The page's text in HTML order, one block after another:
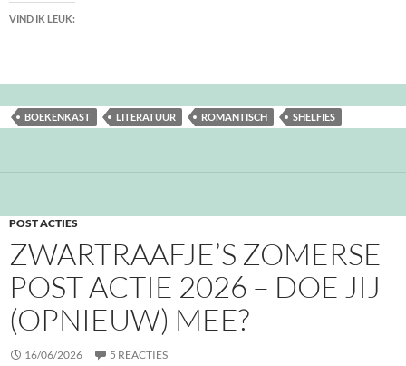
VIND IK LEUK:
BOEKENKAST LITERATUUR ROMANTISCH SHELFIES
POST ACTIES
ZWARTRAAFJE’S ZOMERSE
POST ACTIE 2026 – DOE JIJ
(OPNIEUW) MEE?
16/06/2026 5 REACTIES